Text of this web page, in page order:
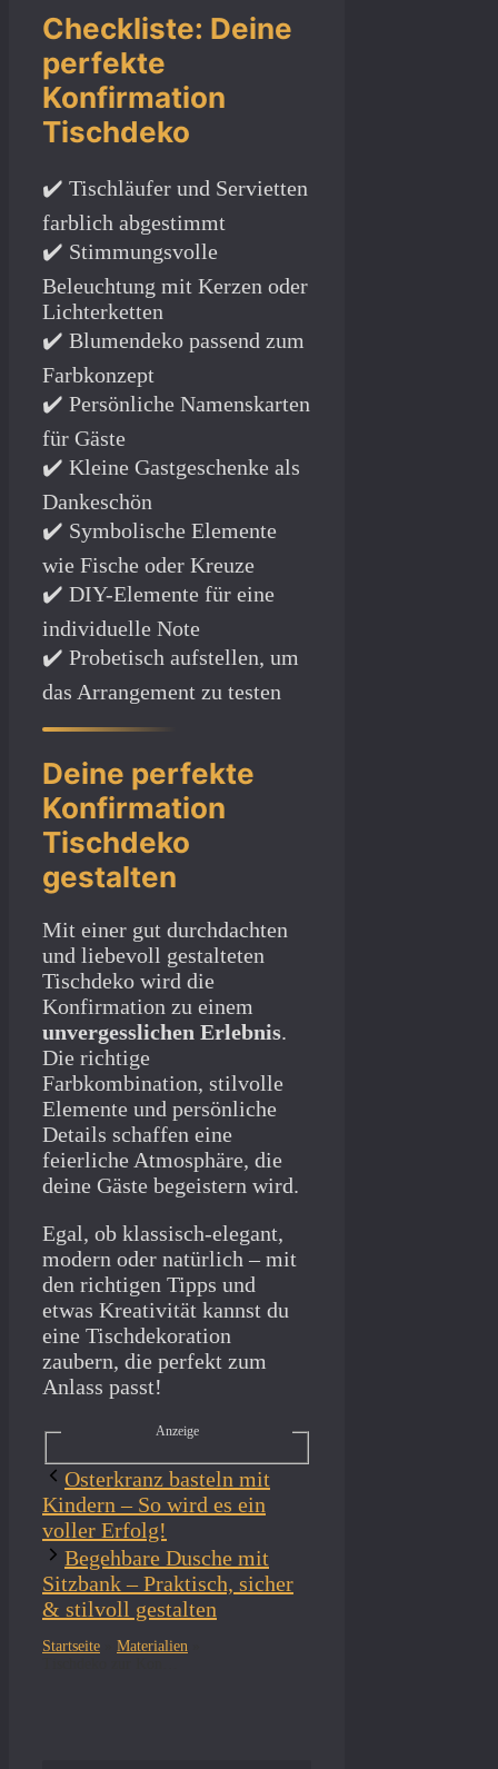
Checkliste: Deine
perfekte
Konfirmation
Tischdeko
✔️ Tischläufer und Servietten
farblich abgestimmt
✔️ Stimmungsvolle
Beleuchtung mit Kerzen oder
Lichterketten
✔️ Blumendeko passend zum
Farbkonzept
✔️ Persönliche Namenskarten
für Gäste
✔️ Kleine Gastgeschenke als
Dankeschön
✔️ Symbolische Elemente
wie Fische oder Kreuze
✔️ DIY-Elemente für eine
individuelle Note
✔️ Probetisch aufstellen, um
das Arrangement zu testen
Deine perfekte
Konfirmation
Tischdeko
gestalten
Mit einer gut durchdachten
und liebevoll gestalteten
Tischdeko wird die
Konfirmation zu einem
unvergesslichen Erlebnis.
Die richtige
Farbkombination, stilvolle
Elemente und persönliche
Details schaffen eine
feierliche Atmosphäre, die
deine Gäste begeistern wird.
Egal, ob klassisch-elegant,
modern oder natürlich – mit
den richtigen Tipps und
etwas Kreativität kannst du
eine Tischdekoration
zaubern, die perfekt zum
Anlass passt!
Anzeige
Osterkranz basteln mit
Kindern – So wird es ein
voller Erfolg!
Begehbare Dusche mit
Sitzbank – Praktisch, sicher
& stilvoll gestalten
Startseite Materialien